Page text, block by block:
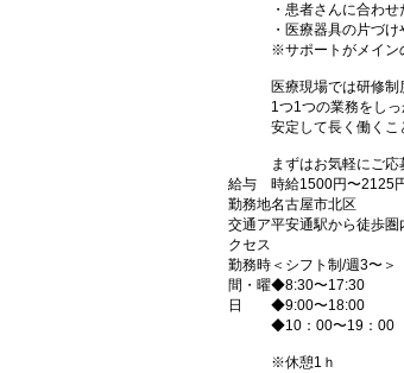
・患者さんに合わ
・医療器具の片づ
※サポートがメイン
医療現場では研修
1つ1つの業務をしっ
安定して長く働く
まずはお気軽にご応
給与
時給1500円〜2125
勤務地名古屋市北区
交通ア
クセス
平安通駅から徒歩
勤務時
間・曜
日
＜シフト制/週3〜＞
◆8:30〜17:30
◆9:00〜18:00
◆10：00〜19：00
※休憩1ｈ